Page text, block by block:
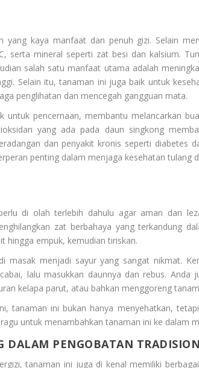
yang kaya manfaat dan penuh gizi. Selain
serta mineral seperti zat besi dan kalsium.
salah satu manfaat utama adalah
Selain itu, tanaman ini juga baik untuk
penglihatan dan mencegah gangguan mata.
untuk pencernaan, membantu melancarkan
yang ada pada daun singkong
dan penyakit kronis seperti diabetes
penting dalam menjaga kesehatan tulang
di olah terlebih dahulu agar aman dan
zat berbahaya yang terkandung
hingga empuk, kemudian tiriskan.
masak menjadi sayur yang sangat nikmat.
lalu masukkan daunnya dan rebus. Anda
kelapa parut, atau bahkan menggoreng
tanaman ini bukan hanya menyehatkan,
untuk menambahkan tanaman ini ke dalam
DALAM PENGOBATAN
tanaman ini juga di kenal memiliki